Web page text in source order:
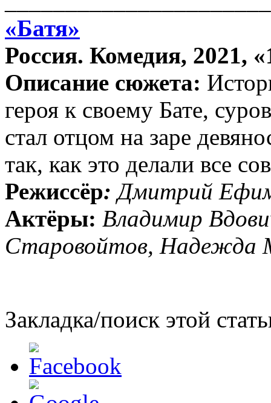
«Батя»
Россия. Комедия, 2021,
Описание сюжета:
героя к своему Бате,
стал отцом на заре
так, как это делали все
Режиссёр: Дмитрий
Актёры: Владимир
Старовойтов, Надежда
Закладка/поиск этой